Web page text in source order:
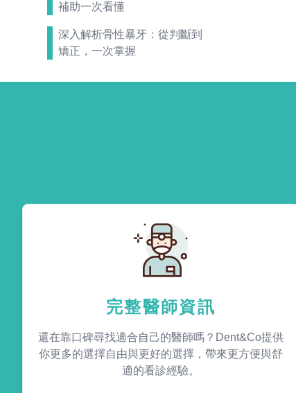
補助一次看懂
深入解析骨性暴牙：從判斷到
矯正，一次掌握
完整醫師資訊
還在靠口碑尋找適合自己的醫師嗎？Dent&Co提供
你更多的選擇自由與更好的選擇，帶來更方便與舒
適的看診經驗。